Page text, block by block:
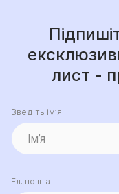
лист -
Введіть ім’я
Ел. пошта